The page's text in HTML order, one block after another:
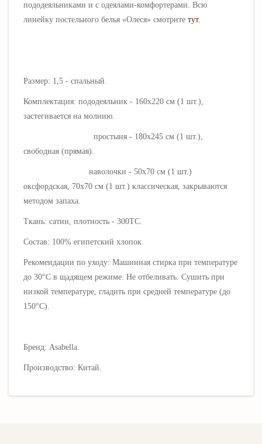
пододеяльниками и с одеялами-комфортерами. Всю
линейку постельного белья «Олеся» смотрите тут.
Размер: 1,5 - спальный.
Комплектация: пододеяльник - 160х220 см (1 шт.),
застегивается на молнию.
простыня - 180х245 см (1 шт.),
свободная (прямая).
наволочки - 50х70 см (1 шт.)
оксфордская, 70х70 см (1 шт.) классическая, закрываются
методом запаха.
Ткань: сатин, плотность - 300ТС.
Состав: 100% египетский хлопок.
Рекомендации по уходу: Машинная стирка при температуре
до 30°C в щадящем режиме. Не отбеливать. Сушить при
низкой температуре, гладить при средней температуре (до
150°C).
Бренд: Asabella.
Производство: Китай.